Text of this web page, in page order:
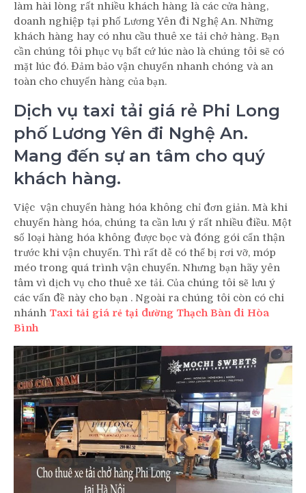
làm hài lòng rất nhiều khách hàng là các cửa hàng,
doanh nghiệp tại phố Lương Yên đi Nghệ An. Những
khách hàng hay có nhu cầu thuê xe tải chở hàng. Bạn
cần chúng tôi phục vụ bất cứ lúc nào là chúng tôi sẽ có
mặt lúc đó. Đảm bảo vận chuyển nhanh chóng và an
toàn cho chuyến hàng của bạn.
Dịch vụ taxi tải giá rẻ Phi Long
phố Lương Yên đi Nghệ An.
Mang đến sự an tâm cho quý
khách hàng.
Việc vận chuyển hàng hóa không chỉ đơn giản. Mà khi
chuyển hàng hóa, chúng ta cần lưu ý rất nhiều điều. Một
số loại hàng hóa không được bọc và đóng gói cẩn thận
trước khi vận chuyển. Thì rất dễ có thể bị rơi vỡ, móp
méo trong quá trình vận chuyển. Nhưng bạn hãy yên
tâm vì dịch vụ cho thuê xe tải. Của chúng tôi sẽ lưu ý
các vấn đề này cho bạn . Ngoài ra chúng tôi còn có chi
nhánh Taxi tải giá rẻ tại đường Thạch Bàn đi Hòa
Bình